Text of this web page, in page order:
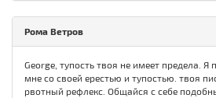
Рома Ветров
George, тупость твоя не имеет предела. Я
мне со своей ерестью и тупостью. твоя
рвотный рефлекс. Общайся с себе